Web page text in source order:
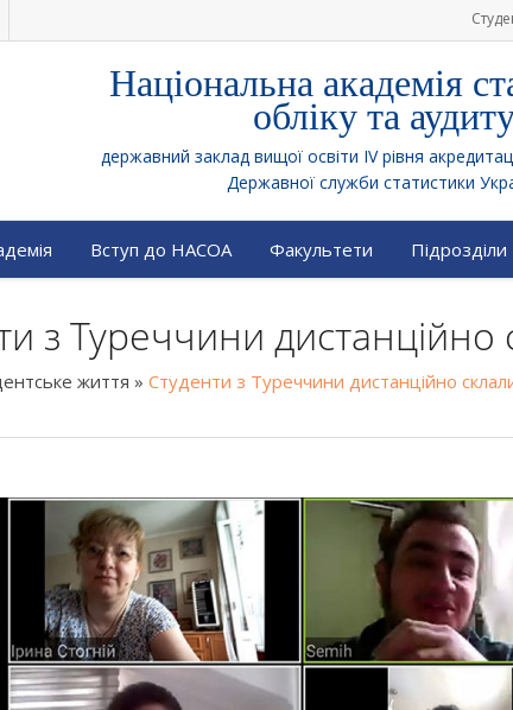
Національна академія
обліку та
державний заклад вищої освіти IV рівня
Державної служби статистики
Вступ до НАСОА Факультети Підрозділи
з Туреччини дистанційно
життя » Студенти з Туреччини дистанційно